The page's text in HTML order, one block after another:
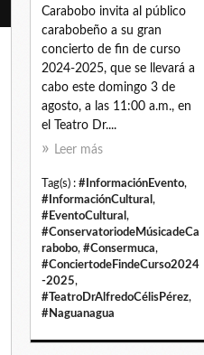
Carabobo invita al público
carabobeño a su gran
concierto de fin de curso
2024-2025, que se llevará a
cabo este domingo 3 de
agosto, a las 11:00 a.m., en
el Teatro Dr....
Leer más
Tag(s) : #InformaciónEvento,
#InformaciónCultural ,
#EventoCultural ,
#ConservatoriodeMúsicadeCa
rabobo, #Consermuca,
#ConciertodeFindeCurso2024
-2025,
#TeatroDrAlfredoCélisPérez,
#Naguanagua